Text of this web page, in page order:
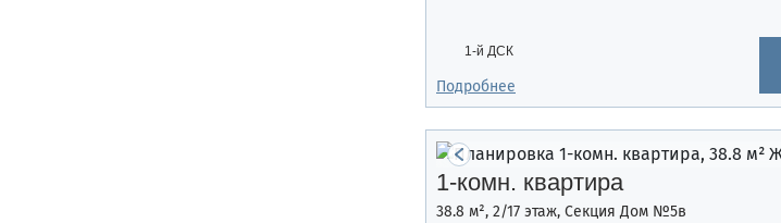
1-й ДСК
Подробнее
1-комн. квартира
38.8 м², 2/17 этаж, Секция Дом №5в